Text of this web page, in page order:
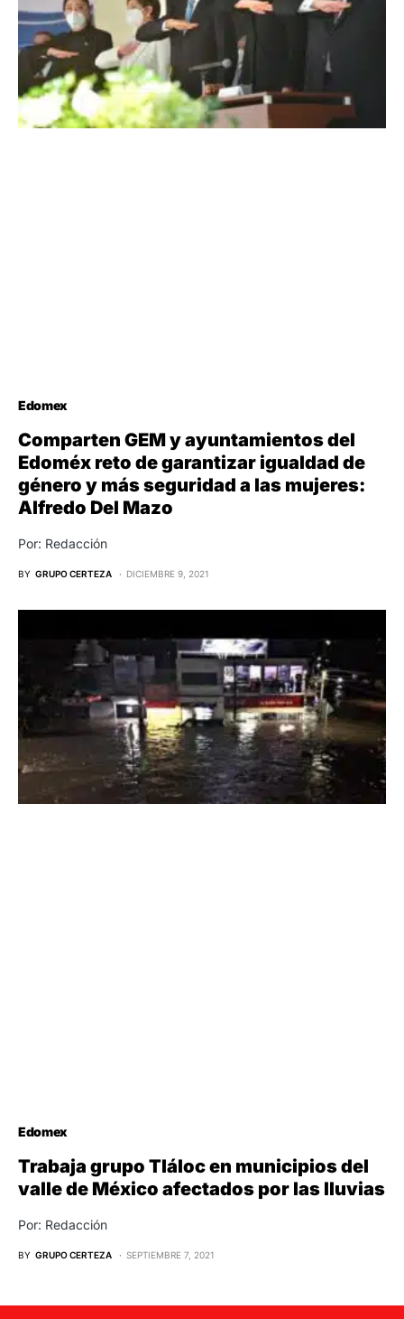
Edomex
Comparten GEM y ayuntamientos del
Edoméx reto de garantizar igualdad de
género y más seguridad a las mujeres:
Alfredo Del Mazo
Por: Redacción
BY GRUPO CERTEZA DICIEMBRE 9, 2021
Edomex
Trabaja grupo Tláloc en municipios del
valle de México afectados por las lluvias
Por: Redacción
BY GRUPO CERTEZA SEPTIEMBRE 7, 2021